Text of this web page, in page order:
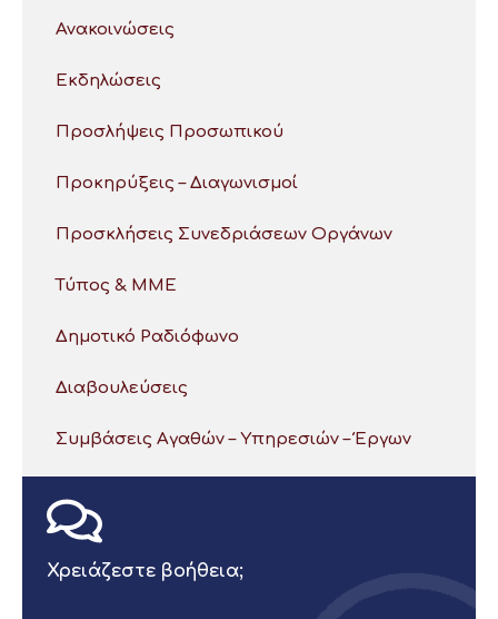
Ανακοινώσεις
Εκδηλώσεις
Προσλήψεις Προσωπικού
Προκηρύξεις – Διαγωνισμοί
Προσκλήσεις Συνεδριάσεων Οργάνων
Τύπος & ΜΜΕ
Δημοτικό Ραδιόφωνο
Διαβουλεύσεις
Συμβάσεις Αγαθών – Υπηρεσιών – Έργων
Χρειάζεστε βοήθεια;